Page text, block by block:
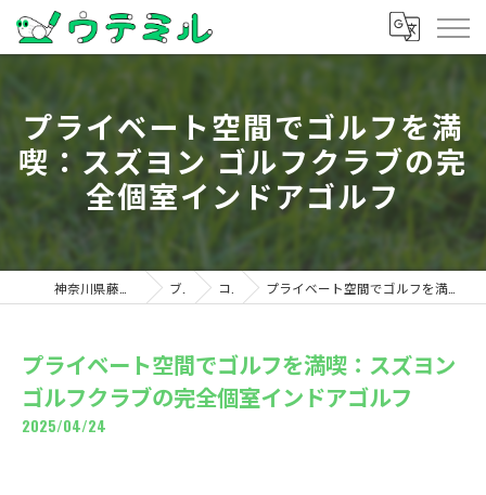
プライベート空間でゴルフを満
喫：スズヨン ゴルフクラブの完
全個室インドアゴルフ
ブログ コラム プライベート空間でゴルフを満喫：スズヨン ゴルフクラブの完全個室インドアゴルフ
プライベート空間でゴルフを満喫：スズヨン
ゴルフクラブの完全個室インドアゴルフ
2025/04/24